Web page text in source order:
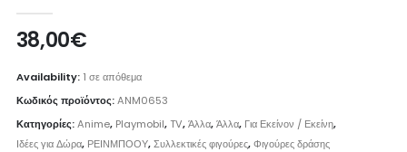
38,00€
Availability: 1 σε απόθεμα
Κωδικός προϊόντος:ANM0653
Κατηγορίες:Anime, Playmobil,TV,Άλλα,Άλλα, Για Εκείνον / Εκείνη,
Ιδέες για Δώρα, ΡΕΙΝΜΠΟΟΥ,Συλλεκτικές φιγούρες,Φιγούρες δράσης